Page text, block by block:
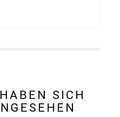
SICH